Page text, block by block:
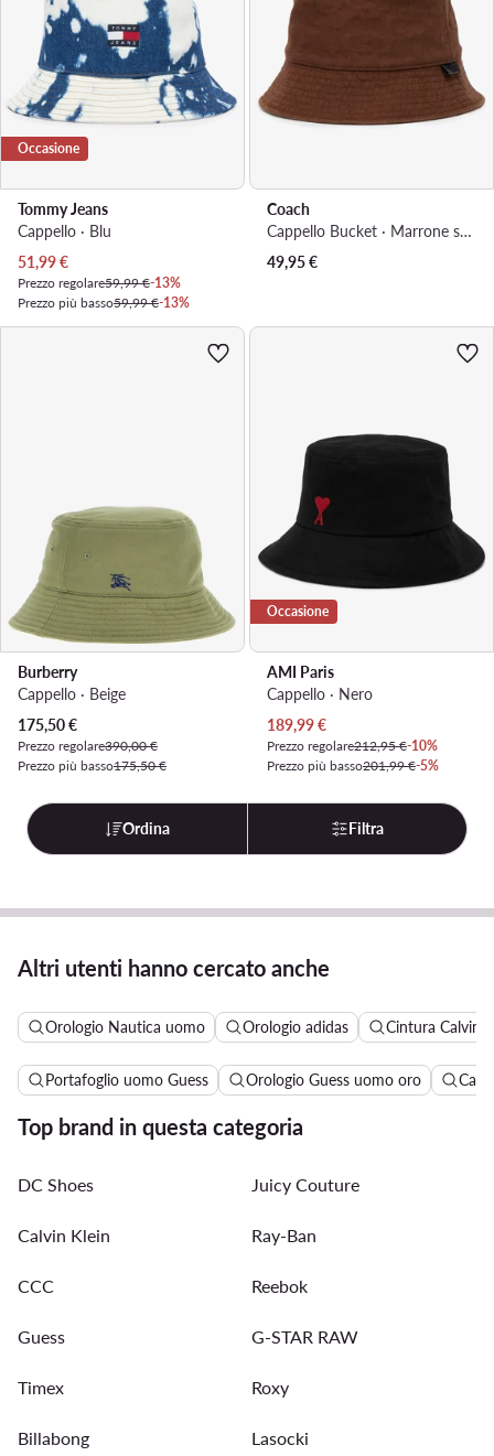
Occasione
Tommy Jeans
Cappello · Blu
Prezzo attuale
51,99€
Prezzo regolare59,99 €-13%
Prezzo più basso59,99 €-13%
Coach
Cappello Bucket · Marrone scuro
49,95€
Burberry
Cappello · Beige
Prezzo attuale
175,50€
Prezzo regolare390,00 €
Prezzo più basso175,50 €
Occasione
AMI Paris
Cappello · Nero
Prezzo attuale
189,99€
Prezzo regolare212,95 €-10%
Prezzo più basso201,99 €-5%
Ordina Filtra
Altri utenti hanno cercato anche
Orologio Nautica uomo Orologio adidas Cintura Calvin
Portafoglio uomo Guess Orologio Guess uomo oro
Top brand in questa categoria
DC Shoes Juicy Couture
Calvin Klein Ray-Ban
CCC Reebok
Guess G-STAR RAW
Timex Roxy
Billabong Lasocki